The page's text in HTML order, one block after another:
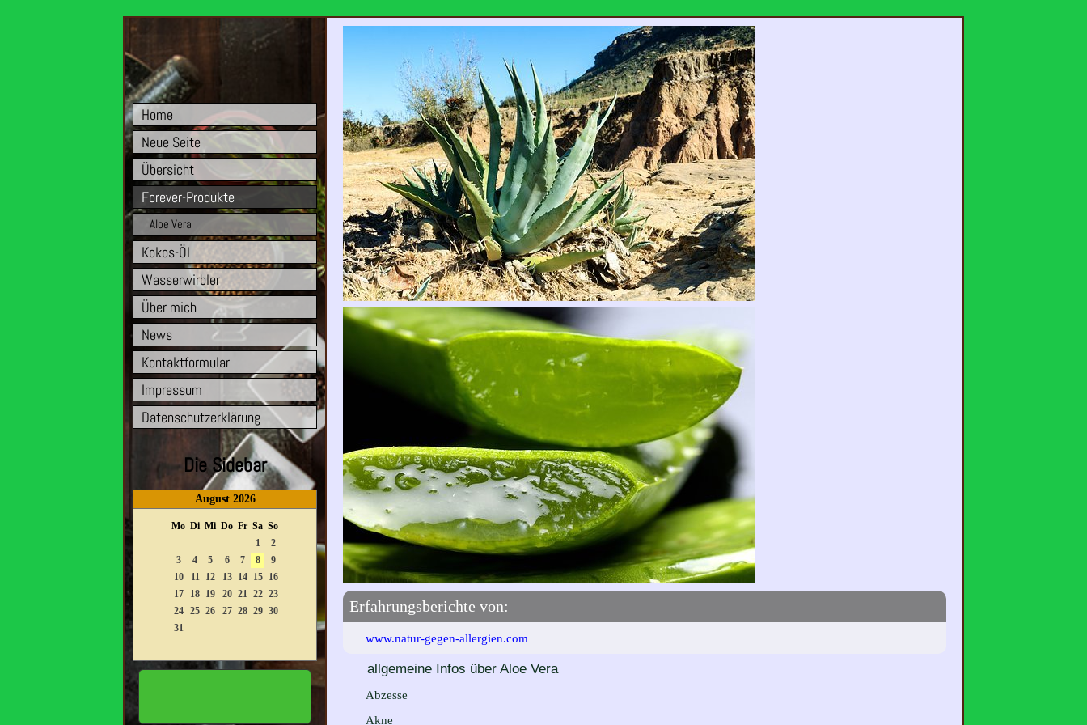
Home
Neue Seite
Übersicht
Forever-Produkte
Aloe Vera
Kokos-Öl
Wasserwirbler
Über mich
News
Kontaktformular
Impressum
Datenschutzerklärung
Die Sidebar
August 2026
Mo Di Mi Do Fr Sa So
1
2
3
4 5 6 7 8
9
10
11 12 13 14 15
16
17
18 19 20 21 22 23
24
25 26 27 28 29 30
31
Erfahrungsberichte von:
www.natur-gegen-allergien.com
allgemeine Infos über Aloe Vera
Abzesse
Akne